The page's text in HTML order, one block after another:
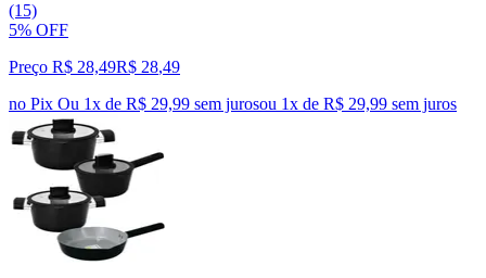
(15)
5% OFF
Preço R$ 28,49R$ 28,49
no Pix Ou 1x de R$ 29,99 sem jurosou 1x de R$ 29,99 sem juros